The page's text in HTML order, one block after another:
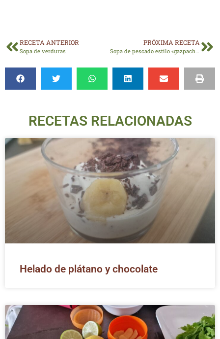
RECETA ANTERIOR
Sopa de verduras
PRÓXIMA RECETA
Sopa de pescado estilo «gazpachuelo»
RECETAS RELACIONADAS
Helado de plátano y chocolate